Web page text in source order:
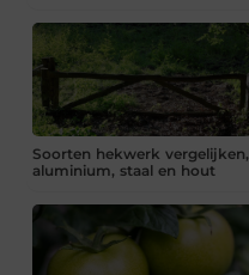
Soorten hekwerk vergelijken,
aluminium, staal en hout